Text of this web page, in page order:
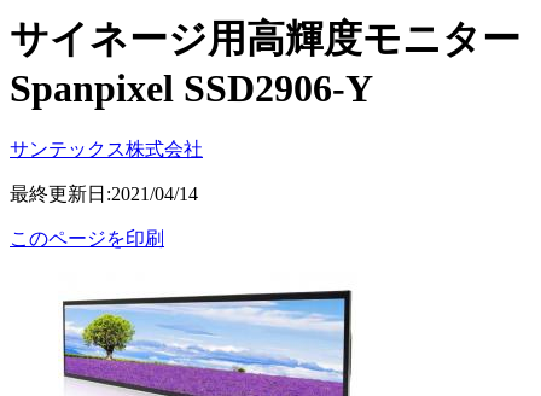
サイネージ用高輝度モニター
Spanpixel SSD2906-Y
サンテックス株式会社
最終更新日:2021/04/14
このページを印刷